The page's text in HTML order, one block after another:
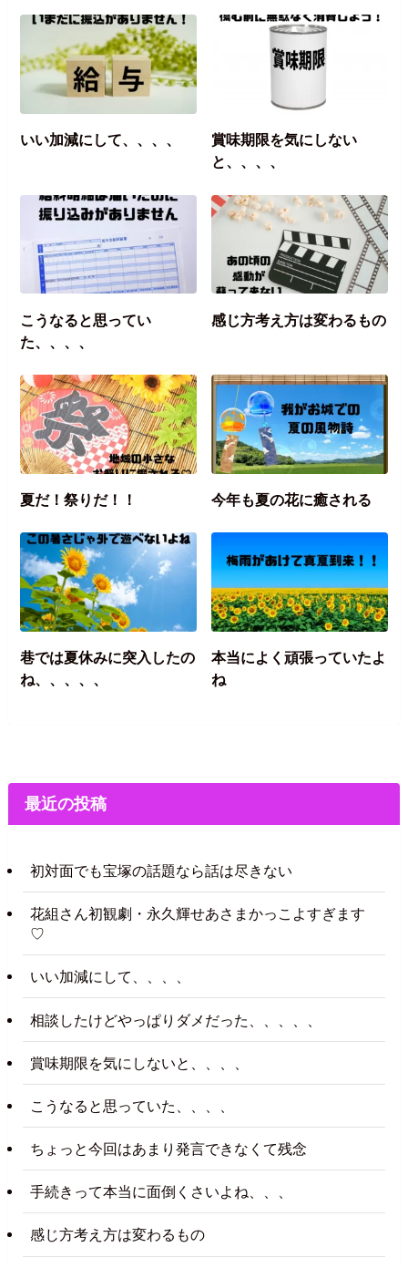
いい加減にして、、、、
賞味期限を気にしない
と、、、、
こうなると思ってい
た、、、、
感じ方考え方は変わるもの
夏だ！祭りだ！！ 今年も夏の花に癒される
巷では夏休みに突入したの
ね、、、、、
本当によく頑張っていたよ
ね
最近の投稿
初対面でも宝塚の話題なら話は尽きない
花組さん初観劇・永久輝せあさまかっこよすぎます
♡
いい加減にして、、、、
相談したけどやっぱりダメだった、、、、、
賞味期限を気にしないと、、、、
こうなると思っていた、、、、
ちょっと今回はあまり発言できなくて残念
手続きって本当に面倒くさいよね、、、
感じ方考え方は変わるもの